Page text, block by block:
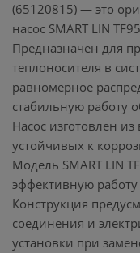
(65120815) — это
насос SMART LIN
Предназначен для
теплоносителя в
равномерное
стабильную работу
Насос изготовлен
устойчивых к
Модель SMART LIN
эффективную
Конструкция
соединения и
установки при